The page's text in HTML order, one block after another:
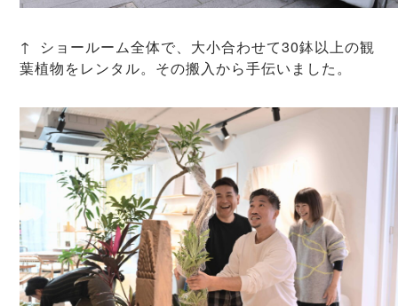
↑ ショールーム全体で、大小合わせて30鉢以上の観
葉植物をレンタル。その搬入から手伝いました。